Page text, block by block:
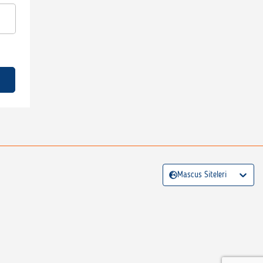
Mascus Siteleri